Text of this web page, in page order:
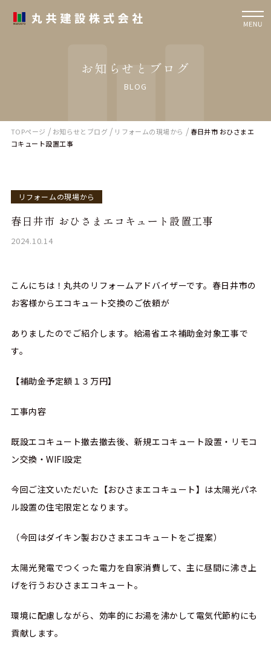
お知らせとブログ
BLOG
TOPページ / お知らせとブログ / リフォームの現場から / 春日井市 おひさまエ
コキュート設置工事
リフォームの現場から
春日井市 おひさまエコキュート設置工事
2024.10.14
こんにちは！丸共のリフォームアドバイザーです。春日井市の
お客様からエコキュート交換のご依頼が
ありましたのでご紹介します。給湯省エネ補助金対象工事で
す。
【補助金予定額１３万円】
工事内容
既設エコキュート撤去撤去後、新規エコキュート設置・リモコ
ン交換・WIFI設定
今回ご注文いただいた【おひさまエコキュート】は太陽光パネ
ル設置の住宅限定となります。
（今回はダイキン製おひさまエコキュートをご提案）
太陽光発電でつくった電力を自家消費して、主に昼間に沸き上
げを行うおひさまエコキュート。
環境に配慮しながら、効率的にお湯を沸かして電気代節約にも
貢献します。